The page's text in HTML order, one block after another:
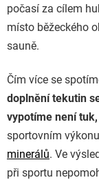
počasí za cílem
místo běžeckého
sauně.
Čím více se
doplnění tekutin
vypotíme není
sportovním
minerálů. Ve
při sportu